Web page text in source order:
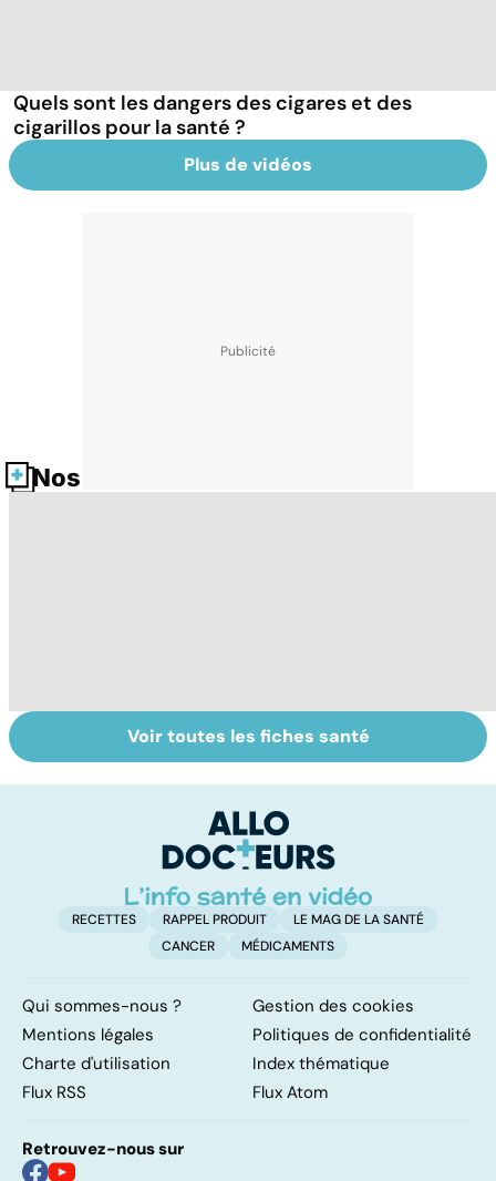
Quels sont les dangers des cigares et des
cigarillos pour la santé ?
Plus de vidéos
Nos fiches santé
Accro au sucre ?
Morphine : sois
sage ô ma
Voir toutes les fiches santé
RECETTES RAPPEL PRODUIT
LE MAG DE LA SANTÉ
CANCER
MÉDICAMENTS
Qui sommes-nous ?
Gestion des cookies
Mentions légales
Politiques de confidentialité
Charte d'utilisation
Index thématique
Flux RSS
Flux Atom
Retrouvez-nous sur